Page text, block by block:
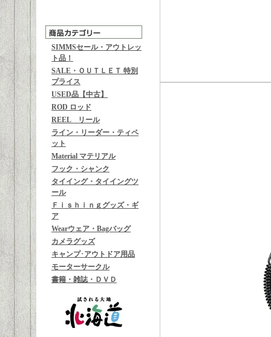
SIMMSセール・アウトレッ
ト品！
SALE・ＯＵＴＬＥＴ 特別
プライス
USED品【中古】
ROD ロッド
REEL リール
ライン・リーダー・ティペ
ット
Material マテリアル
フック・シャンク
タイイング・タイイングツ
ール
Ｆｉｓｈｉｎｇグッズ・ギ
ア
Wearウェア・Bagバッグ
カメラグッズ
キャンプ･アウトドア用品
モーターサークル
書籍・雑誌・ＤＶＤ